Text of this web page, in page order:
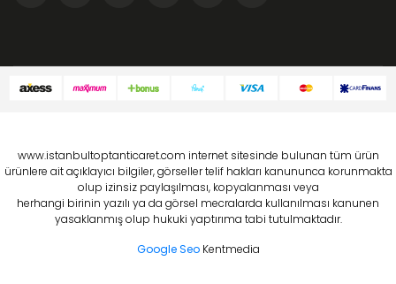
www.istanbultoptanticaret.com internet sitesinde bulunan tüm ürün
ürünlere ait açıklayıcı bilgiler, görseller telif hakları kanununca korunmakta
olup izinsiz paylaşılması, kopyalanması veya
herhangi birinin yazılı ya da görsel mecralarda kullanılması kanunen
yasaklanmış olup hukuki yaptırıma tabi tutulmaktadır.
Google Seo Kentmedia